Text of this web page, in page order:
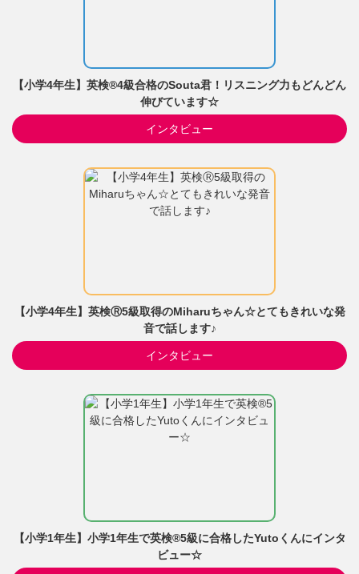
【小学4年生】英検®4級合格のSouta君！リスニング力もどんどん
伸びています☆
インタビュー
【小学4年生】英検Ⓡ5級取得のMiharuちゃん☆とてもきれいな発
音で話します♪
インタビュー
【小学1年生】小学1年生で英検®5級に合格したYutoくんにインタ
ビュー☆